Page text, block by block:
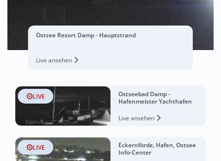
Ostsee Resort Damp - Hauptstrand
Live ansehen
LIVE
Ostseebad Damp -
Hafenmeister Yachthafen
Live ansehen
LIVE
Eckernförde, Hafen, Ostsee
Info-Center